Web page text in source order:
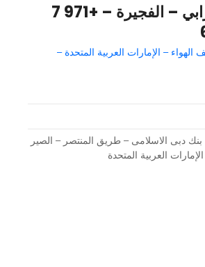
عيادة الفارابي – الفجيرة – +971 7
الهواء – الإمارات العربية المتحدة –
دبى الاسلامى – طريق المنتصر – الصير
العربية المتحدة